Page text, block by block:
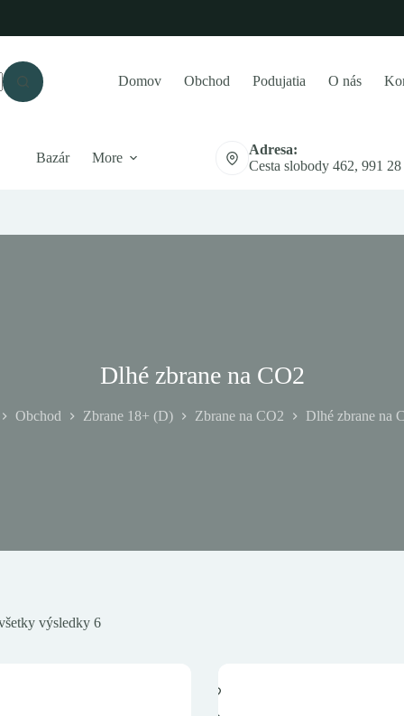
Domov Obchod Podujatia O nás
Bazár More
Adresa:
Cesta slobody 462, 991
Dlhé zbrane na CO2
Obchod Zbrane 18+ (D) Zbrane na CO2 Dlhé zbrane na
výsledky 6